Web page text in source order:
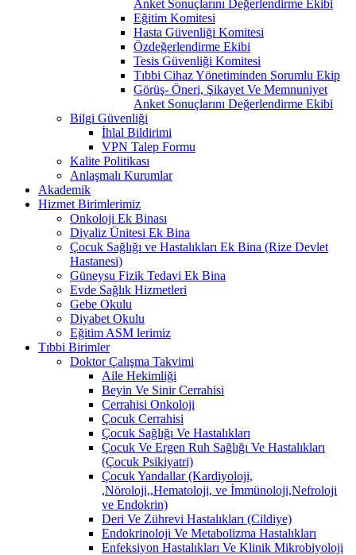
Anket Sonuçlarını Değerlendirme Ekibi
Eğitim Komitesi
Hasta Güvenliği Komitesi
Özdeğerlendirme Ekibi
Tesis Güvenliği Komitesi
Tıbbi Cihaz Yönetiminden Sorumlu Ekip
Görüş- Öneri, Şikayet Ve Memnuniyet
Anket Sonuçlarını Değerlendirme Ekibi
Bilgi Güvenliği
İhlal Bildirimi
VPN Talep Formu
Kalite Politikası
Anlaşmalı Kurumlar
Akademik
Hizmet Birimlerimiz
Onkoloji Ek Binası
Diyaliz Ünitesi Ek Bina
Çocuk Sağlığı ve Hastalıkları Ek Bina (Rize Devlet
Hastanesi)
Güneysu Fizik Tedavi Ek Bina
Evde Sağlık Hizmetleri
Gebe Okulu
Diyabet Okulu
Eğitim ASM lerimiz
Tıbbi Birimler
Doktor Çalışma Takvimi
Aile Hekimliği
Beyin Ve Sinir Cerrahisi
Cerrahisi Onkoloji
Çocuk Cerrahisi
Çocuk Sağlığı Ve Hastalıkları
Çocuk Ve Ergen Ruh Sağlığı Ve Hastalıkları
(Çocuk Psikiyatri)
Çocuk Yandallar (Kardiyoloji,
,Nöroloji,,Hematoloji, ve İmmünoloji,Nefroloji
ve Endokrin)
Deri Ve Zührevi Hastalıkları (Cildiye)
Endokrinoloji Ve Metabolizma Hastalıkları
Enfeksiyon Hastalıkları Ve Klinik Mikrobiyoloji